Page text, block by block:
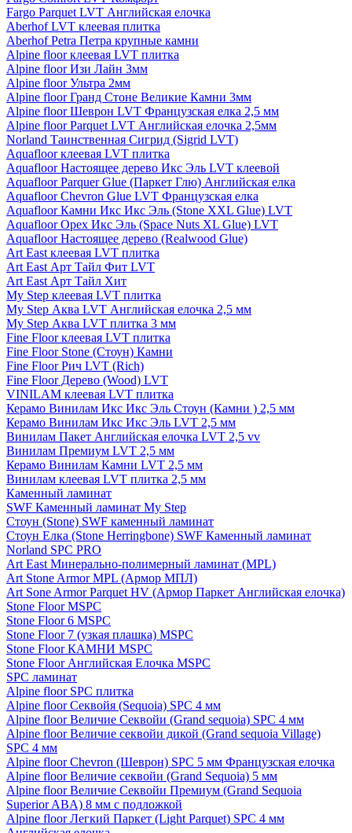
Fargo Parquet LVT Английская елочка
Aberhof LVT клеевая плитка
Aberhof Petra Петра крупные камни
Alpine floor клеевая LVT плитка
Alpine floor Изи Лайн 3мм
Alpine floor Ультра 2мм
Alpine floor Гранд Стоне Великие Камни 3мм
Alpine floor Шеврон LVT Французская елка 2,5 мм
Alpine floor Parquet LVT Английская елочка 2,5мм
Norland Таинственная Сигрид (Sigrid LVT)
Aquafloor клеевая LVT плитка
Aquafloor Настоящее дерево Икс Эль LVT клеевой
Aquafloor Parquer Glue (Паркет Глю) Английская елка
Aquafloor Chevron Glue LVT Французская елка
Aquafloor Камни Икс Икс Эль (Stone XXL Glue) LVT
Aquafloor Орех Икс Эль (Space Nuts XL Glue) LVT
Aquafloor Настоящее дерево (Realwood Glue)
Art East клеевая LVT плитка
Art East Арт Тайл Фит LVT
Art East Арт Тайл Хит
My Step клеевая LVT плитка
My Step Аква LVT Английская елочка 2,5 мм
My Step Аква LVT плитка 3 мм
Fine Floor клеевая LVT плитка
Fine Floor Stone (Стоун) Камни
Fine Floor Рич LVT (Rich)
Fine Floor Дерево (Wood) LVT
VINILAM клеевая LVT плитка
Керамо Винилам Икс Икс Эль Стоун (Камни ) 2,5 мм
Керамо Винилам Икс Икс Эль LVT 2,5 мм
Винилам Пакет Английская елочка LVT 2,5 vv
Винилам Премиум LVT 2,5 мм
Керамо Винилам Камни LVT 2,5 мм
Винилам клеевая LVT плитка 2,5 мм
Каменный ламинат
SWF Каменный ламинат My Step
Стоун (Stone) SWF каменный ламинат
Стоун Елка (Stone Herringbone) SWF Каменный ламинат
Norland SPC PRO
Art East Минерально-полимерный ламинат (MPL)
Art Stone Armor MPL (Армор МПЛ)
Art Sone Armor Parquet HV (Армор Паркет Английская елочка)
Stone Floor MSPC
Stone Floor 6 MSPC
Stone Floor 7 (узкая плашка) MSPC
Stone Floor КАМНИ MSPC
Stone Floor Английская Елочка MSPC
SPC ламинат
Alpine floor SPC плитка
Alpine floor Секвойя (Sequoia) SPC 4 мм
Alpine floor Величие Секвойи (Grand sequoia) SPC 4 мм
Alpine floor Величие секвойи дикой (Grand sequoia Village)
SPC 4 мм
Alpine floor Chevron (Шеврон) SPC 5 мм Французская елочка
Alpine floor Величие секвойи (Grand Sequoia) 5 мм
Alpine floor Величие Секвойи Премиум (Grand Sequoia
Superior ABA) 8 мм с подложкой
Alpine floor Легкий Паркет (Light Parquet) SPC 4 мм